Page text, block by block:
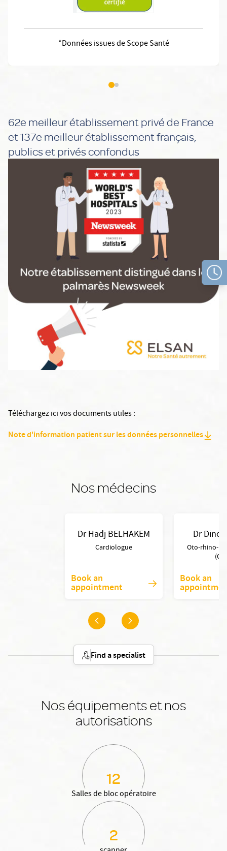
*Données issues de Scope Santé
62e meilleur établissement privé de France
et 137e meilleur établissement français,
publics et privés confondus
Téléchargez ici vos documents utiles :
Note d'information patient sur les données personnelles
Nos médecins
Dr Hadj BELHAKEM
Cardiologue
Book an
appointment
Dr Dino
Oto-rhino-
Book an
Find a specialist
Nos équipements et nos
autorisations
12
Salles de bloc opératoire
2